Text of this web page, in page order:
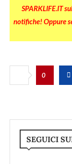
SPARKLIFE.IT
notifiche! Oppure
0
SEGUICI